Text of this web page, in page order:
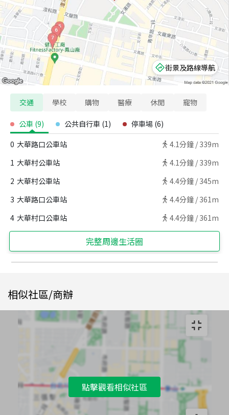
街景及路線導航
交通 學校 購物 醫療 休閒 寵物
公車 (9) 公共自行車 (1) 停車場 (6)
0 大華路口公車站 4.1分鐘 / 339m
1 大華村公車站 4.1分鐘 / 339m
2 大華村公車站 4.4分鐘 / 345m
3 大華路口公車站 4.4分鐘 / 361m
4 大華村口公車站 4.4分鐘 / 361m
完整周邊生活圈
相似社區/商辦
點擊觀看相似社區